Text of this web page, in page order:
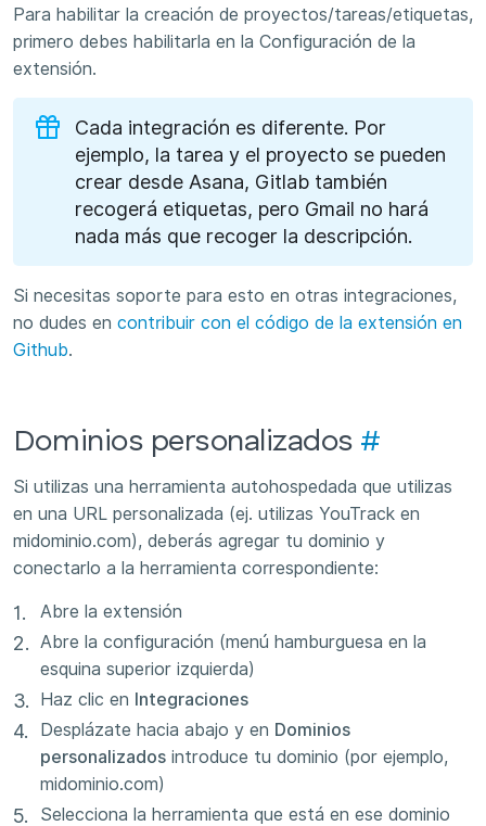
Para habilitar la creación de proyectos/tareas/etiquetas,
primero debes habilitarla en la Configuración de la
extensión.
Cada integración es diferente. Por
ejemplo, la tarea y el proyecto se pueden
crear desde Asana, Gitlab también
recogerá etiquetas, pero Gmail no hará
nada más que recoger la descripción.
Si necesitas soporte para esto en otras integraciones,
no dudes en contribuir con el código de la extensión en
Github.
Dominios personalizados #
Si utilizas una herramienta autohospedada que utilizas
en una URL personalizada (ej. utilizas YouTrack en
midominio.com), deberás agregar tu dominio y
conectarlo a la herramienta correspondiente:
Abre la extensión
Abre la configuración (menú hamburguesa en la
esquina superior izquierda)
Haz clic en Integraciones
Desplázate hacia abajo y en Dominios
personalizados introduce tu dominio (por ejemplo,
midominio.com)
Selecciona la herramienta que está en ese dominio